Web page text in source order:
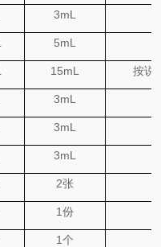
3mL
5mL
15mL 按说
3mL
3mL
3mL
2张
1份
1个